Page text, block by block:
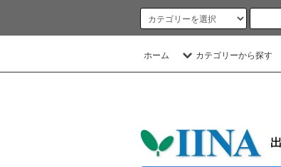
ホーム カテゴリーから探す